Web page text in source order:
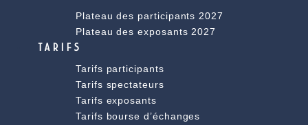
Plateau des participants 2027
Plateau des exposants 2027
TARIFS
Tarifs participants
Tarifs spectateurs
Tarifs exposants
Tarifs bourse d’échanges